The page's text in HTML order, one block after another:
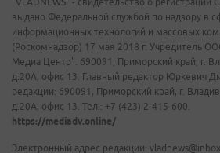
"VLADNEWS" - свидетельство о
выдано Федеральной службой по надзору в
информационных технологий и массовых
(Роскомнадзор) 17 мая 2018 г. Учредитель
Медиа Центр". 690091, Приморский край, г.
д.20А, офис 13. Главный редактор Юркевич
редакции: 690091, Приморский край, г.
д.20А, офис 13. Тел.: +7 (423) 2-415-600.
https://mediadv.online/
Электронный адрес редакции: